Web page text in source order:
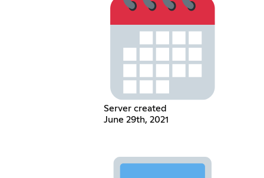
Server created
June 29th, 2021